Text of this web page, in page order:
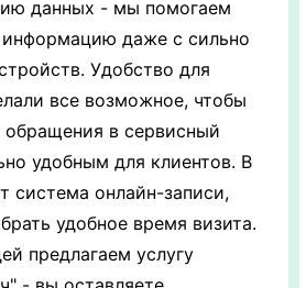
данных - мы помогаем
даже с сильно
Удобство для
все возможное, чтобы
обращения в сервисный
удобным для клиентов. В
система онлайн-записи,
удобное время визита.
предлагаем услугу